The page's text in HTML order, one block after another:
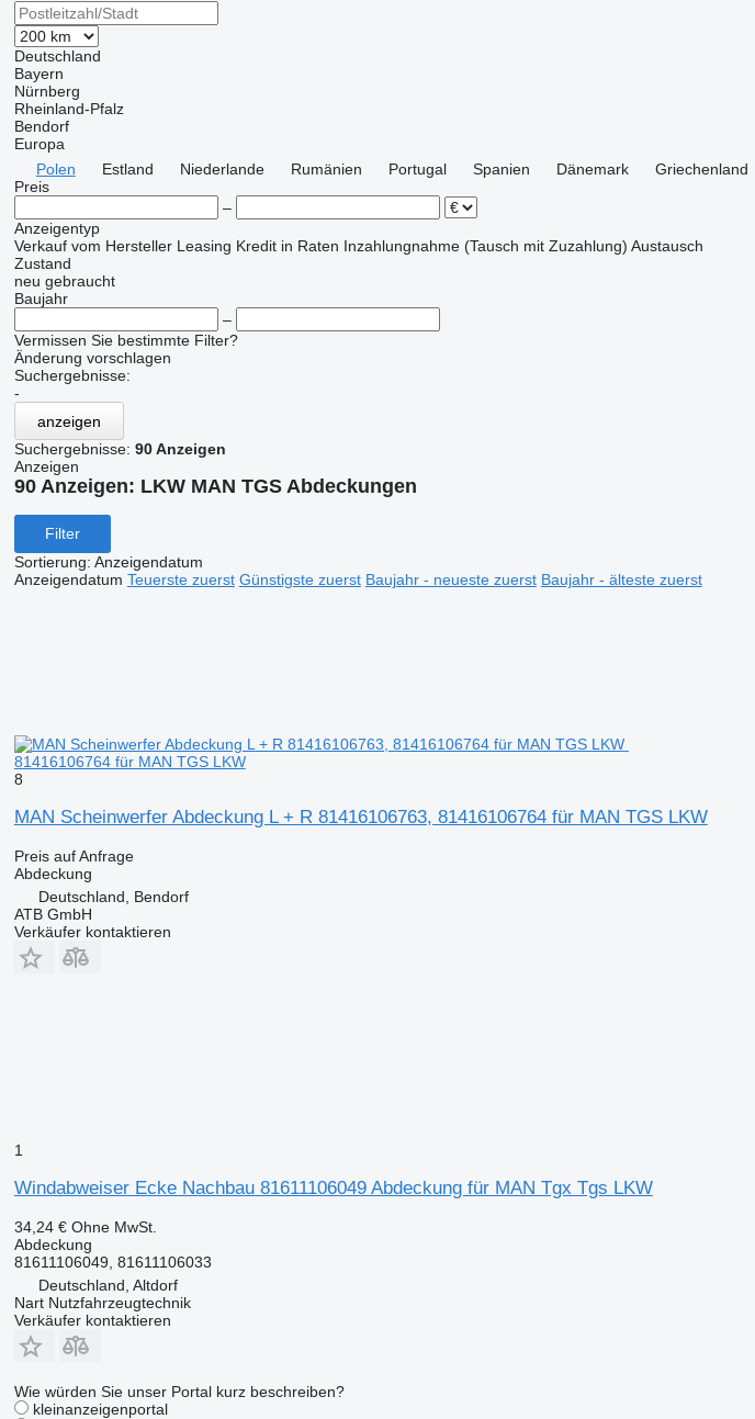
Deutschland
Bayern
Nürnberg
Rheinland-Pfalz
Bendorf
Europa
Polen
Estland Niederlande Rumänien Portugal Spanien Dänemark
Griechenland
Preis
–
Anzeigentyp
Verkauf vom Hersteller Leasing Kredit in Raten Inzahlungnahme (Tausch mit Zuzahlung) Austausch
Zustand
neu gebraucht
Baujahr
–
Vermissen Sie bestimmte Filter?
Änderung vorschlagen
Suchergebnisse:
-
anzeigen
Suchergebnisse: 90 Anzeigen
Anzeigen
90 Anzeigen: LKW MAN TGS Abdeckungen
Filter
Sortierung: Anzeigendatum
Anzeigendatum Teuerste zuerst Günstigste zuerst Baujahr - neueste zuerst Baujahr - älteste zuerst
81416106764 für MAN TGS LKW
8
MAN Scheinwerfer Abdeckung L + R 81416106763, 81416106764 für MAN TGS LKW
Preis auf Anfrage
Abdeckung
Deutschland, Bendorf
ATB GmbH
Verkäufer kontaktieren
1
Windabweiser Ecke Nachbau 81611106049 Abdeckung für MAN Tgx Tgs LKW
34,24 € Ohne MwSt.
Abdeckung
81611106049, 81611106033
Deutschland, Altdorf
Nart Nutzfahrzeugtechnik
Verkäufer kontaktieren
Wie würden Sie unser Portal kurz beschreiben?
kleinanzeigenportal